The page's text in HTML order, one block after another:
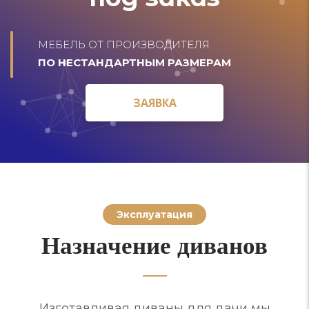
МЕБЕЛЬ ОТ ПРОИЗВОДИТЕЛЯ
ПО НЕСТАНДАРТНЫМ РАЗМЕРАМ
ЗАЯВКА
ЗАЯВКА
Эксплуатация
Назначение диванов